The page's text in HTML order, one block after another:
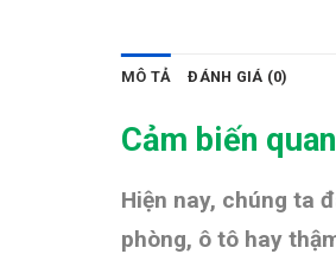
MÔ TẢ ĐÁNH GIÁ (0)
Cảm biến
Hiện nay, chúng ta
phòng, ô tô hay